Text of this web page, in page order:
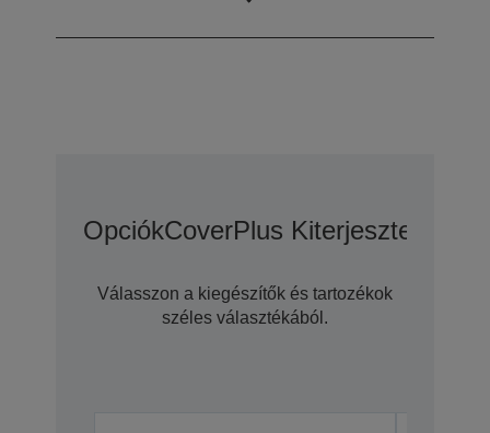
OpciókCoverPlus Kiterjesztett
Válasszon a kiegészítők és tartozékok
széles választékából.